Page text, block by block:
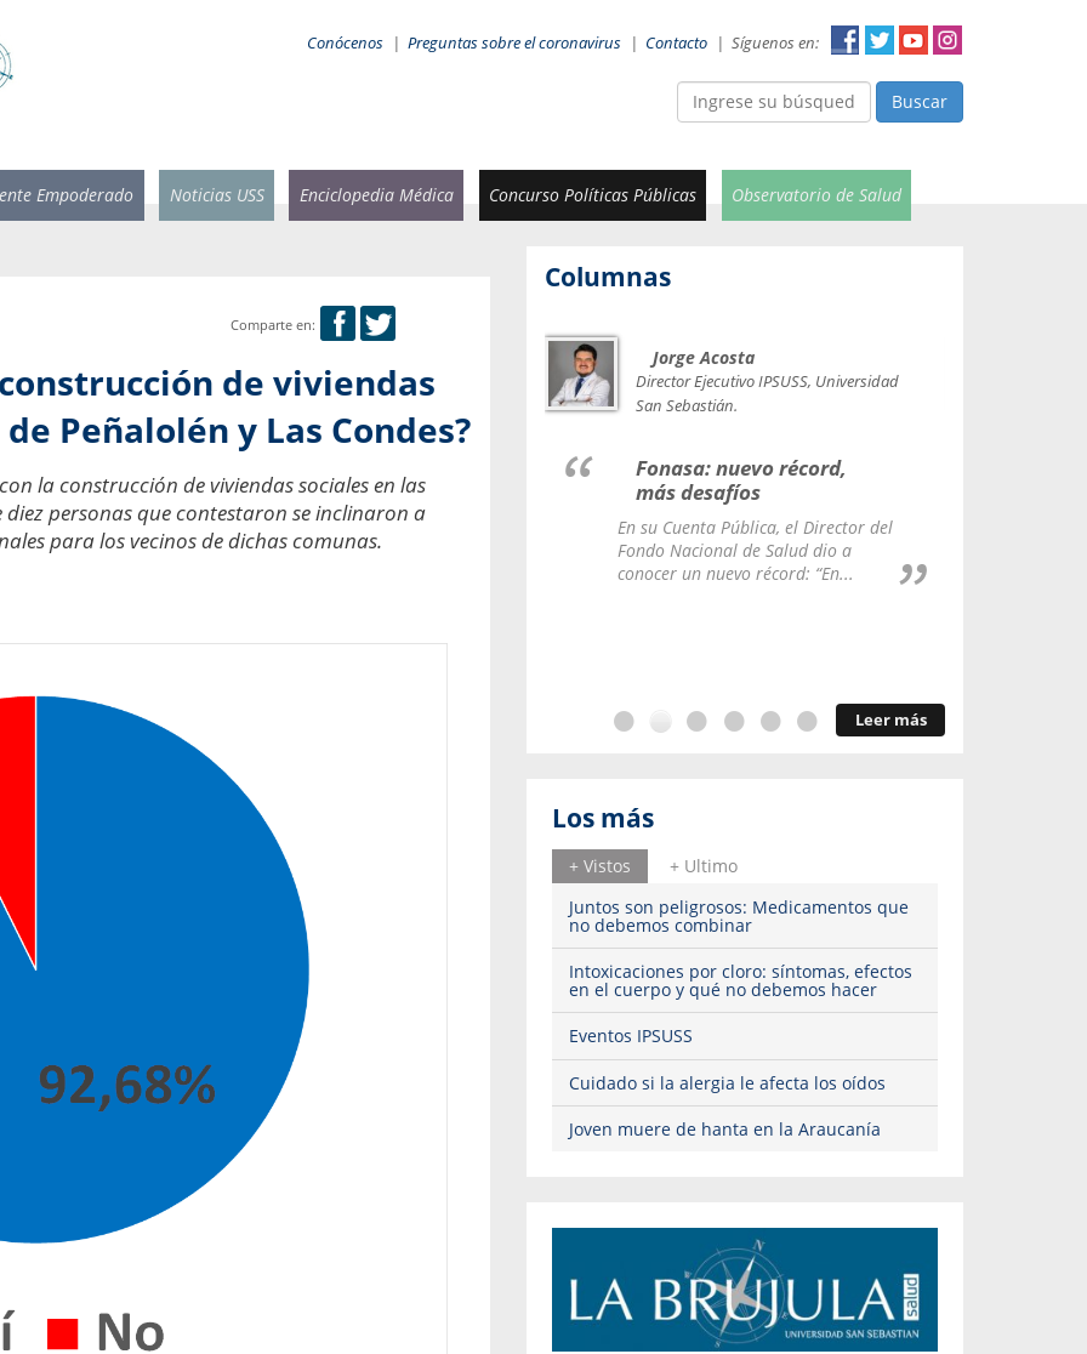
Conócenos | Preguntas sobre el coronavirus | Contacto | Síguenos en:
Buscar
Empoderado Noticias USS Enciclopedia Médica Concurso Políticas Públicas Observatorio de Salud
Comparte en:
de viviendas
Peñalolén y Las Condes?
la construcción de viviendas sociales en las
diez personas que contestaron se inclinaron a
para los vecinos de dichas comunas.
Columnas
de
cuando
se
de...
Decana facultad de Odontología,
salud bucal?
En Chile, nadie muere de caries ni de
enfermedades periodontales. Sin
Jorge Acosta
Director Ejecutivo IPSUSS, Universidad
San Sebastián.
Fonasa: nuevo récord,
más desafíos
En su Cuenta Pública, el Director del
Fondo Nacional de Salud dio a
conocer un nuevo récord: “En...
Leer más
Los más
+ Vistos
+ Ultimo
Juntos son peligrosos: Medicamentos que
no debemos combinar
Intoxicaciones por cloro: síntomas, efectos
en el cuerpo y qué no debemos hacer
Eventos IPSUSS
Cuidado si la alergia le afecta los oídos
Joven muere de hanta en la Araucanía